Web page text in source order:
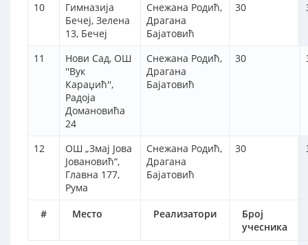
# Место Реализатори
Број
учесника
10
Гимназија
Бечеј, Зелена
13, Бечеј
Снежана Родић,
Драгана
Бајатовић
30
11
Нови Сад, ОШ
''Вук
Караџић'',
Радоја
Домановића
24
Снежана Родић,
Драгана
Бајатовић
30
12
ОШ „Змај Јова
Јовановић“,
Главна 177,
Рума
Снежана Родић,
Драгана
Бајатовић
30